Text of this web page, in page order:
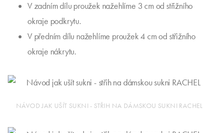
V zadním dílu proužek nažehlíme 3 cm od střižního
okraje podkrytu.
V předním dílu nažehlíme proužek 4 cm od střižního
okraje nákrytu.
NÁVOD JAK UŠÍT SUKNI - STŘIH NA DÁMSKOU SUKNI RACHEL